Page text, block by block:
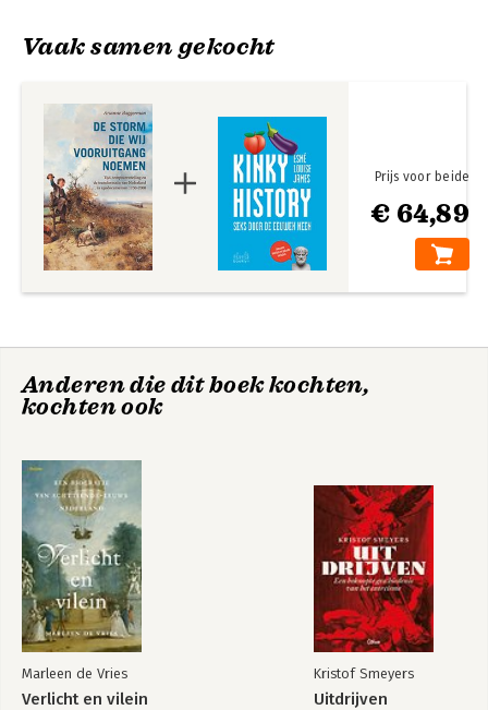
Vaak samen gekocht
€ 64,89
Prijs voor beide
Anderen die dit boek kochten,
kochten ook
Marleen de Vries
Verlicht en vilein
Kristof Smeyers
Uitdrijven